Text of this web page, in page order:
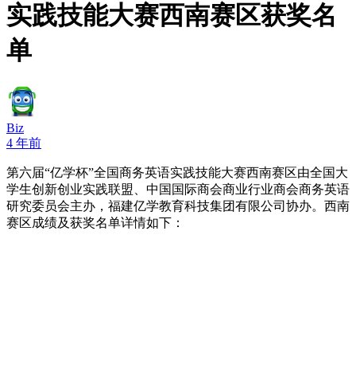
实践技能大赛西南赛区获奖名
单
Biz
4 年前
第六届“亿学杯”全国商务英语实践技能大赛西南赛区由全国大
学生创新创业实践联盟、中国国际商会商业行业商会商务英语
研究委员会主办，福建亿学教育科技集团有限公司协办。西南
赛区成绩及获奖名单详情如下：